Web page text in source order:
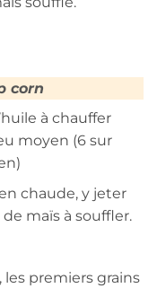
corn
à chauffer
moyen (6 sur
chaude, y jeter
maïs à souffler.
premiers grains